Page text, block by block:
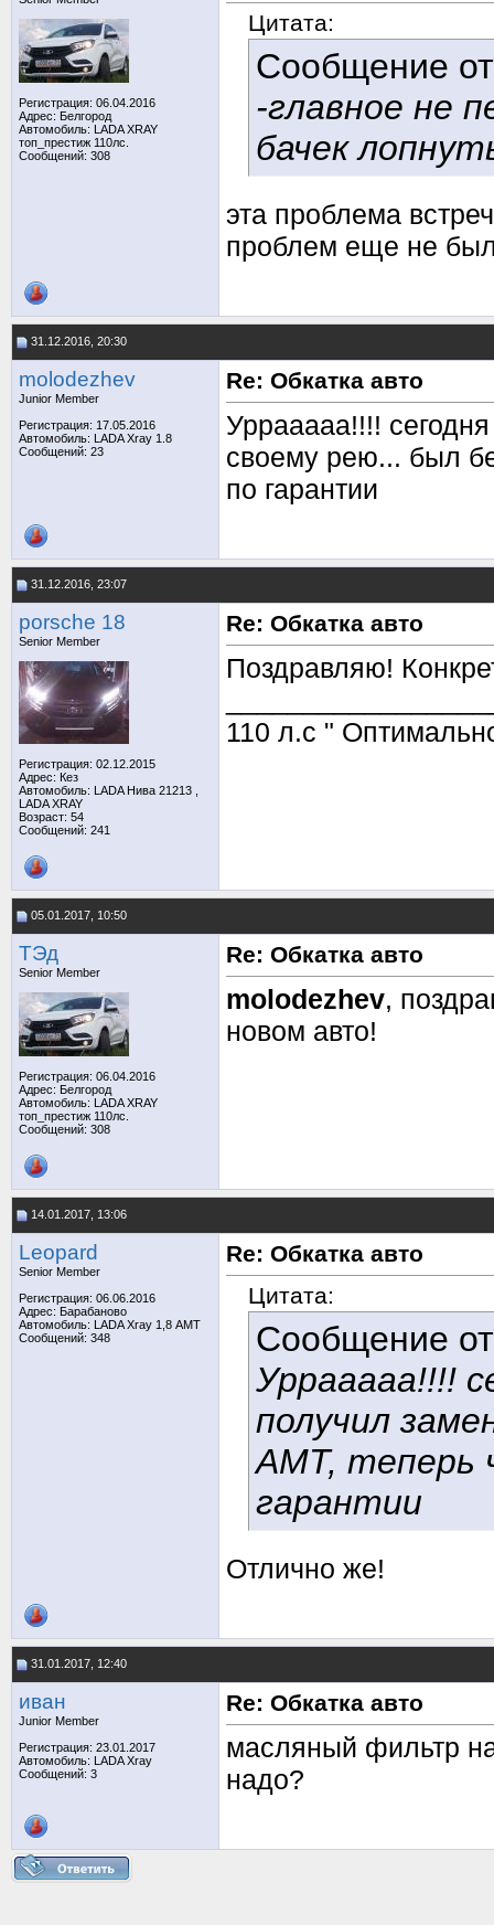
Регистрация: 06.04.2016
Адрес: Белгород
Автомобиль: LADA XRAY
топ_престиж 110лс.
Сообщений: 308
Цитата:
Сообщение
-главное не
бачек
эта проблема
проблем еще не
31.12.2016, 20:30
molodezhev
Junior Member
Регистрация: 17.05.2016
Автомобиль: LADA Xray 1.8
Сообщений: 23
Re: Обкатка авто
Уррааааа!!!!
своему рею... был
по гарантии
31.12.2016, 23:07
porsche 18
Senior Member
Регистрация: 02.12.2015
Адрес: Кез
Автомобиль: LADA Нива 21213 ,
LADA ХRAY
Возраст: 54
Сообщений: 241
Re: Обкатка авто
Поздравляю!
110 л.с "
05.01.2017, 10:50
TЭд
Senior Member
Регистрация: 06.04.2016
Адрес: Белгород
Автомобиль: LADA XRAY
топ_престиж 110лс.
Сообщений: 308
Re: Обкатка авто
molodezhev,
новом авто!
14.01.2017, 13:06
Leopard
Senior Member
Регистрация: 06.06.2016
Адрес: Барабаново
Автомобиль: LADA Xray 1,8 АМТ
Сообщений: 348
Re: Обкатка авто
Цитата:
Сообщение
Уррааааа!!!!
получил
АМТ, теперь
гарантии
Отлично же!
31.01.2017, 12:40
иван
Junior Member
Регистрация: 23.01.2017
Автомобиль: LADA Xray
Сообщений: 3
Re: Обкатка авто
масляный фильтр
надо?